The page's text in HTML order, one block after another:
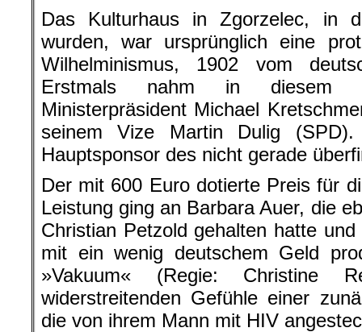
Das Kulturhaus in Zgorzelec, in
wurden, war ursprünglich eine
Wilhelminismus, 1902 vom
Erstmals nahm in diesem
Ministerpräsident Michael
seinem Vize Martin Dulig
Hauptsponsor des nicht gerade
Der mit 600 Euro dotierte Preis für
Leistung ging an Barbara Auer, die
Christian Petzold gehalten hatte
mit ein wenig deutschem Geld
»Vakuum« (Regie: Christine
widerstreitenden Gefühle einer
die von ihrem Mann mit HIV